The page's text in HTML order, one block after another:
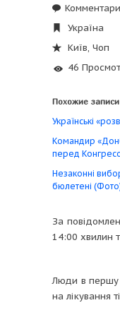
Україна
Київ, Чоп
46
Похожие записи
Українські
Командир
перед
Незаконні
бюлетені
За
14:00 хвилин
Люди в першу
на лікування